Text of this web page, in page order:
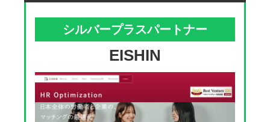
シルバープラスパートナー
EISHIN